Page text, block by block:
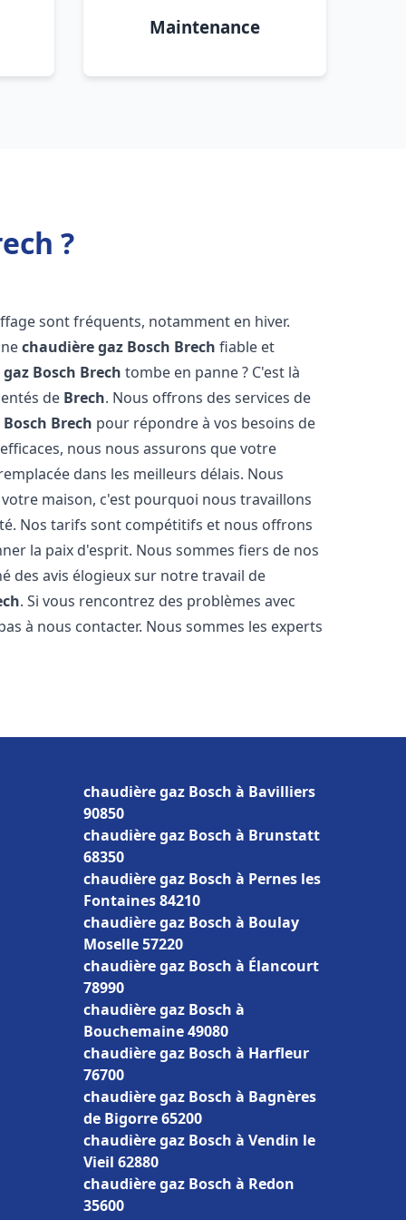
Maintenance
?
sont fréquents, notamment en hiver.
chaudière gaz Bosch Brech fiable et
Bosch Brech tombe en panne ? C'est là
de Brech. Nous offrons des services de
Brech pour répondre à vos besoins de
nous nous assurons que votre
dans les meilleurs délais. Nous
maison, c'est pourquoi nous travaillons
Nos tarifs sont compétitifs et nous offrons
la paix d'esprit. Nous sommes fiers de nos
des avis élogieux sur notre travail de
. Si vous rencontrez des problèmes avec
à nous contacter. Nous sommes les experts
chaudière gaz Bosch à Bavilliers
90850
chaudière gaz Bosch à Brunstatt
68350
chaudière gaz Bosch à Pernes les
Fontaines 84210
chaudière gaz Bosch à Boulay
Moselle 57220
chaudière gaz Bosch à Élancourt
78990
chaudière gaz Bosch à
Bouchemaine 49080
chaudière gaz Bosch à Harfleur
76700
chaudière gaz Bosch à Bagnères
de Bigorre 65200
chaudière gaz Bosch à Vendin le
Vieil 62880
chaudière gaz Bosch à Redon
35600